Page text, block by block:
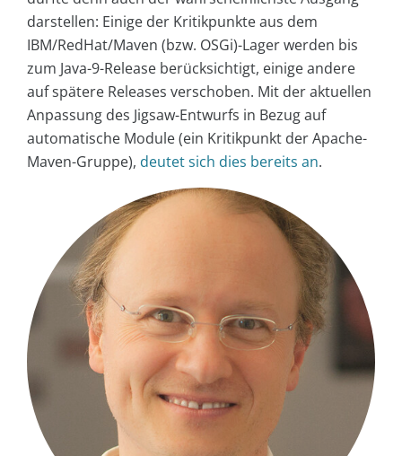
darstellen: Einige der Kritikpunkte aus dem
IBM/RedHat/Maven (bzw. OSGi)-Lager werden bis
zum Java-9-Release berücksichtigt, einige andere
auf spätere Releases verschoben. Mit der aktuellen
Anpassung des Jigsaw-Entwurfs in Bezug auf
automatische Module (ein Kritikpunkt der Apache-
Maven-Gruppe), deutet sich dies bereits an.